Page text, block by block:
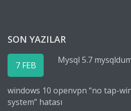
SON YAZILAR
7 FEB Mysql 5.7
windows 10 openvpn “no tap-
system” hatası